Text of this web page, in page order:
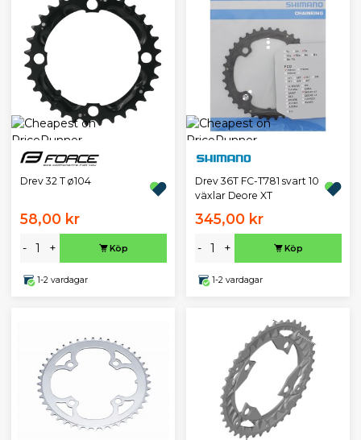
Drev 32 T ø104
58,00 kr
- + Köp
1-2 vardagar
Drev 36T FC-T781 svart 10
växlar Deore XT
345,00 kr
- + Köp
1-2 vardagar